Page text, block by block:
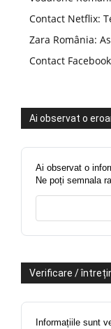
Contact Netflix:
Zara România:
Contact
Ai observat o
Ai observat o
Ne poți semnala
Verificare /
Informațiile sunt